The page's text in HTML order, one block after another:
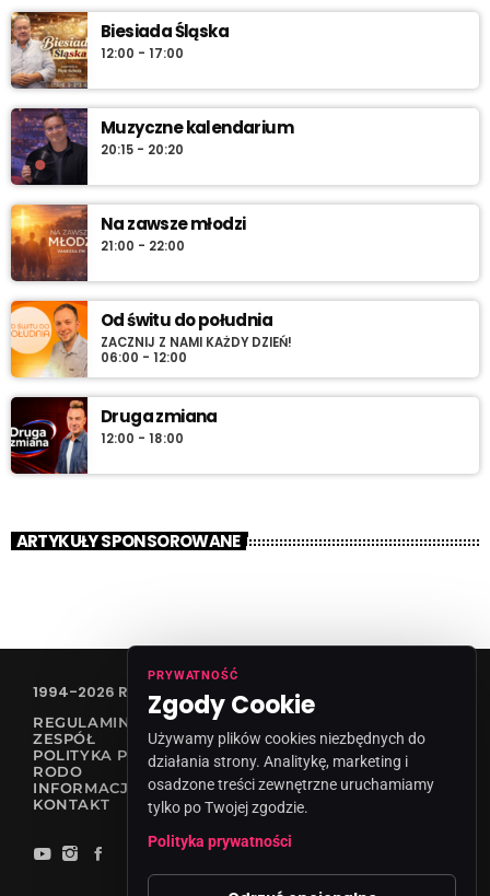
regionie.
Biesiada Śląska
12:00 - 17:00
Muzyczne kalendarium
20:15 - 20:20
Na zawsze młodzi
21:00 - 22:00
Od świtu do południa
ZACZNIJ Z NAMI KAŻDY DZIEŃ!
06:00 - 12:00
Druga zmiana
12:00 - 18:00
ARTYKUŁY SPONSOROWANE
1994-2026 RADIO VANESSA SPÓŁKA Z O.O
REGULAMIN KONKURSÓW
ZESPÓŁ
POLITYKA PRYWATNOŚCI
RODO
INFORMACJA O NADAWCY
KONTAKT
PRYWATNOŚĆ
Zgody Cookie
Używamy plików cookies niezbędnych do
działania strony. Analitykę, marketing i
osadzone treści zewnętrzne uruchamiamy
tylko po Twojej zgodzie.
Polityka prywatności